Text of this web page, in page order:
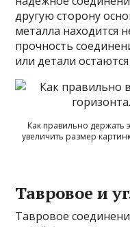
другую сторону
металла находится
прочность
или детали
Как правильно держать
увеличить размер
Тавровое и
Тавровое